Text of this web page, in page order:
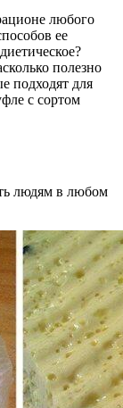
любого
ее
полезно
подходят для
с сортом
людям в любом